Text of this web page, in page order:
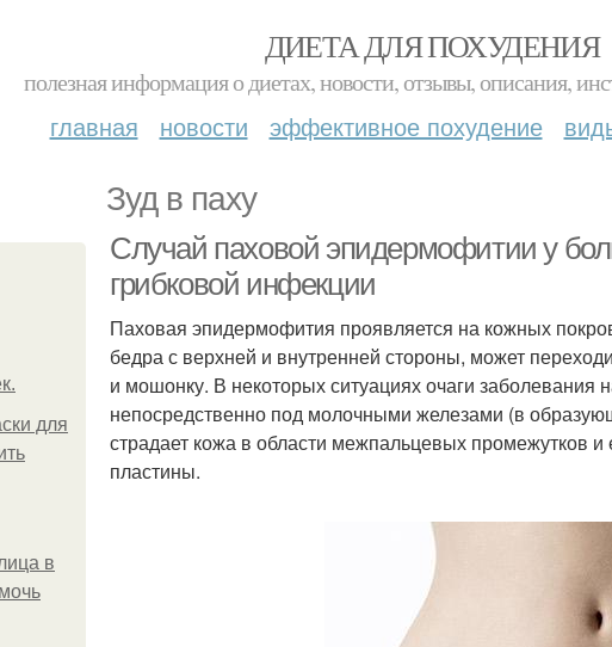
ДИЕТА ДЛЯ ПОХУДЕНИЯ
полезная информация о диетах, новости, отзывы, описания,
главная новости эффективное похудение
Зуд в паху
для
в
Случай паховой эпидермофитии у
грибковой инфекции
Паховая эпидермофития проявляется на кожных
бедра с верхней и внутренней стороны, может
и мошонку. В некоторых ситуациях очаги
непосредственно под молочными железами (в
страдает кожа в области межпальцевых промежутков
пластины.